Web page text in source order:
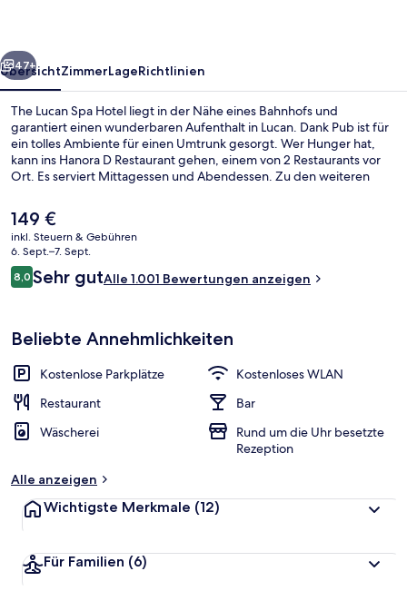
Weiter
47+
ÜbersichtZimmerLageRichtlinien
The Lucan Spa Hotel liegt in der Nähe eines Bahnhofs und
garantiert einen wunderbaren Aufenthalt in Lucan. Dank Pub ist für
ein tolles Ambiente für einen Umtrunk gesorgt. Wer Hunger hat,
kann ins Hanora D Restaurant gehen, einem von 2 Restaurants vor
Ort. Es serviert Mittagessen und Abendessen. Zu den weiteren
eine Snackbar, eine Terrasse und ein Garten. Das hilfsbereite
Personal und das Frühstück erhalten tolle Bewertungen von
anderen Reisenden.
Der
aktuelle
Preis
beträgt
149 €.
149 €
inkl. Steuern & Gebühren
6. Sept.–7. Sept.
Bewertungen
8,08,0 von 10.
Sehr gutAlle 1.001 Bewertungen anzeigen
Beliebte Annehmlichkeiten
Kostenlose Parkplätze
Kostenloses WLAN
Restaurant
Bar
Wäscherei
Rund um die Uhr besetzte
Rezeption
Alle anzeigen
Wichtigste Merkmale (12)
Für Familien (6)